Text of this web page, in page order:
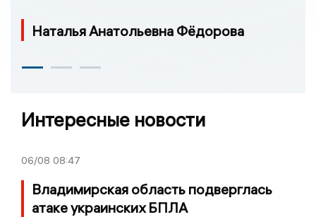
Наталья Анатольевна Фёдорова
Интересные новости
06/08 08:47
Владимирская область подверглась
атаке украинских БПЛА